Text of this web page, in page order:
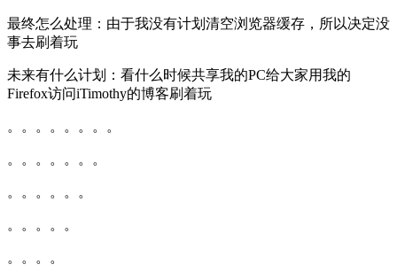
最终怎么处理：由于我没有计划清空浏览器缓存，所以决定没
事去刷着玩
未来有什么计划：看什么时候共享我的PC给大家用我的
Firefox访问iTimothy的博客刷着玩
。。。。。。。。
。。。。。。。
。。。。。。
。。。。。
。。。。